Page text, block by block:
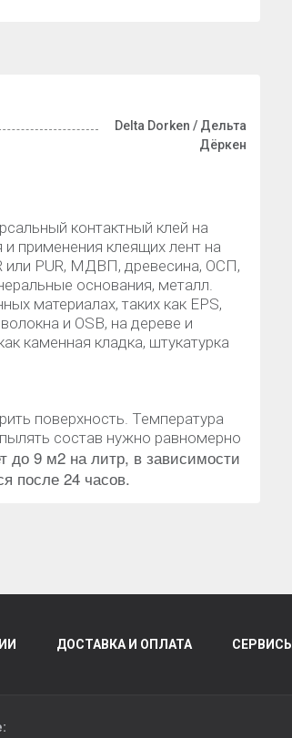
Delta Dorken / Дельта
Дёркен
контактный клей на
и применения клеящих лент на
или PUR, МДВП, древесина, ОСП,
основания, металл.
материалах, таких как EPS,
и OSB, на дереве и
каменная кладка, штукатурка
поверхность. Температура
состав нужно равномерно
до 9 м2 на литр, в зависимости
после 24 часов.
ДОСТАВКА И ОПЛАТА СЕРВИСЫ
: